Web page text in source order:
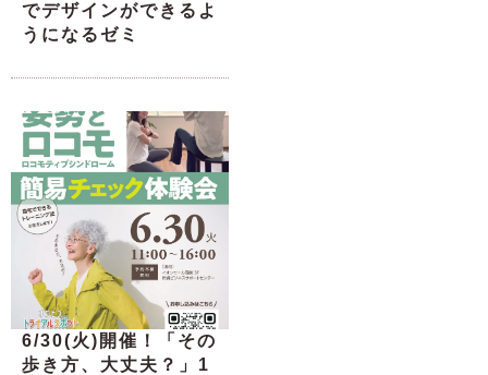
でデザインができるよ
うになるゼミ
6/30(火)開催！「その
歩き方、大丈夫？」1